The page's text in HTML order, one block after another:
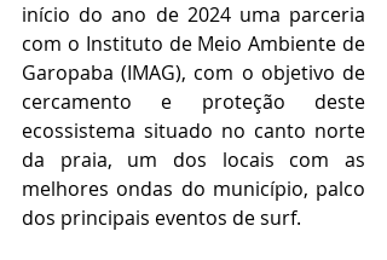
início do ano de 2024 uma parceria
com o Instituto de Meio Ambiente de
Garopaba (IMAG), com o objetivo de
cercamento e proteção deste
ecossistema situado no canto norte
da praia, um dos locais com as
melhores ondas do município, palco
dos principais eventos de surf.